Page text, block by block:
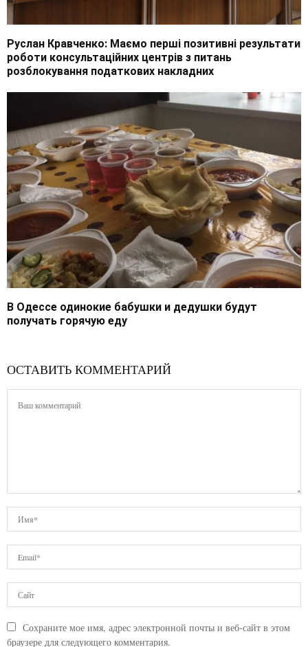
Руслан Кравченко: Маємо перші позитивні результати
роботи консультаційних центрів з питань
розблокування податкових накладних
В Одессе одинокие бабушки и дедушки будут
получать горячую еду
ОСТАВИТЬ КОММЕНТАРИЙ
Сохраните мое имя, адрес электронной почты и веб-сайт в этом
браузере для следующего комментария.